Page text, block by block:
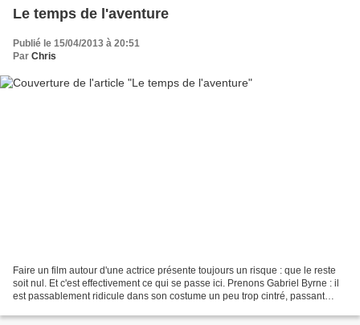
Le temps de l'aventure
Publié le 15/04/2013 à 20:51
Par Chris
Faire un film autour d'une actrice présente toujours un risque : que le reste
soit nul. Et c'est effectivement ce qui se passe ici. Prenons Gabriel Byrne : il
est passablement ridicule dans son costume un peu trop cintré, passant